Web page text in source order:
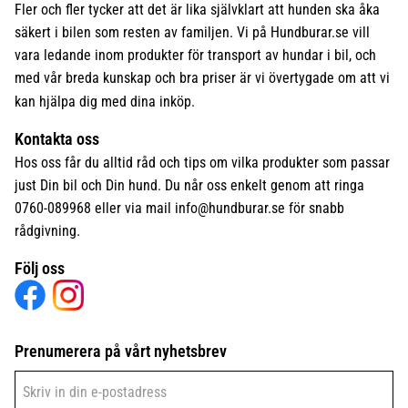
Fler och fler tycker att det är lika självklart att hunden ska åka
säkert i bilen som resten av familjen. Vi på Hundburar.se vill
vara ledande inom produkter för transport av hundar i bil, och
med vår breda kunskap och bra priser är vi övertygade om att vi
kan hjälpa dig med dina inköp.
Kontakta oss
Hos oss får du alltid råd och tips om vilka produkter som passar
just Din bil och Din hund. Du når oss enkelt genom att ringa
0760-089968 eller via mail info@hundburar.se för snabb
rådgivning.
Följ oss
Prenumerera på vårt nyhetsbrev